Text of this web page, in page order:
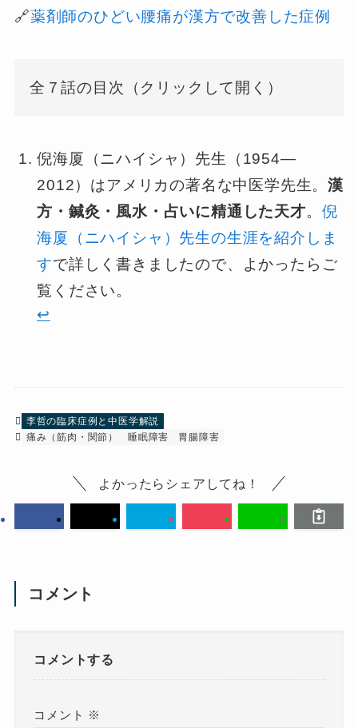
🔗薬剤師のひどい腰痛が漢方で改善した症例
全７話の目次（クリックして開く）
倪海厦（ニハイシャ）先生（1954—
2012）はアメリカの著名な中医学先生。漢
方・鍼灸・風水・占いに精通した天才。 倪
海厦（ニハイシャ）先生の生涯を紹介しま
すで詳しく書きましたので、よかったらご
覧ください。
↩︎
李哲の臨床症例と中医学解説
痛み（筋肉・関節）
睡眠障害 胃腸障害
よかったらシェアしてね！
コメント
コメントする
コメント ※